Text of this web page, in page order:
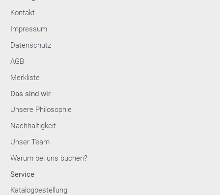
Kontakt
Impressum
Datenschutz
AGB
Merkliste
Das sind wir
Unsere Philosophie
Nachhaltigkeit
Unser Team
Warum bei uns buchen?
Service
Katalogbestellung